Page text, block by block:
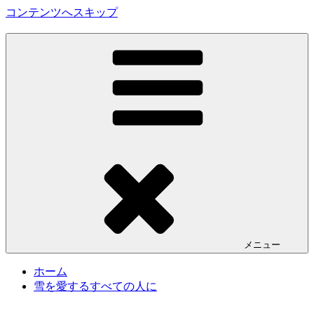
コンテンツへスキップ
SALLOT SKI REBOOT PROJECT
メニュー
ホーム
雪を愛するすべての人に